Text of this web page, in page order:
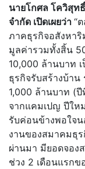
นายโกศล โควิสุท
จำกัด เปิดเผยว่า “
ภาคธุรกิจอสังหา
มูลค่ารวมทั้งสิ้น
10,000 ล้านบาท
ธุรกิจรับสร้างบ้าน
1,000 ล้านบาท (
จากแคมเปญ ปีให
รับค่อนข้างพอใจ
งานของสมาคมธุ
ผ่านมา มียอดจอง
ช่วง 2 เดือนแรกข